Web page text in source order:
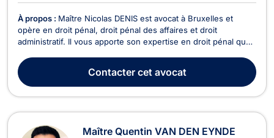
À propos : Maître Nicolas DENIS est avocat à Bruxelles et
opère en droit pénal, droit pénal des affaires et droit
administratif. Il vous apporte son expertise en droit pénal que
devant les différentes juridictions. De plus, Maître DENIS
intervient en droit pénal des affaires ...
Contactercet avocat
Maître Quentin VAN DEN EYNDE